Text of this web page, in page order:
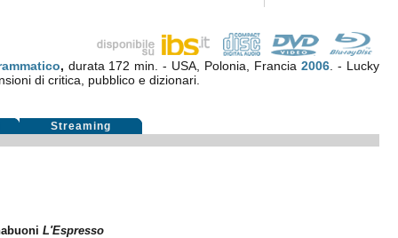
, durata 172 min. - USA, Polonia, Francia2006 . - Lucky
di critica, pubblico e dizionari.
Streaming
L'Espresso